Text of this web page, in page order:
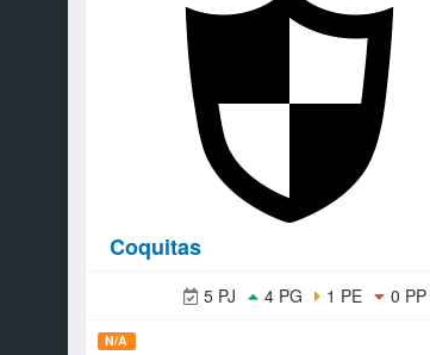
Coquitas
0 PP
1 PE
4 PG
5 PJ
N/A